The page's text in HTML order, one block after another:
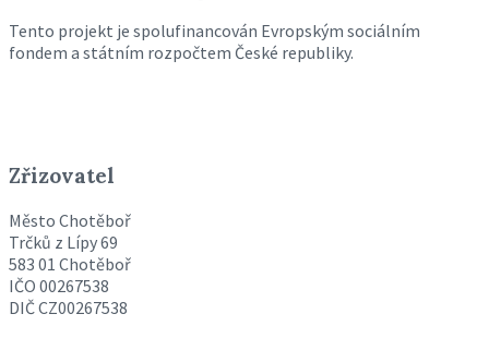
Tento projekt je spolufinancován Evropským sociálním
fondem a státním rozpočtem České republiky.
Zřizovatel
Město Chotěboř
Trčků z Lípy 69
583 01 Chotěboř
IČO 00267538
DIČ CZ00267538